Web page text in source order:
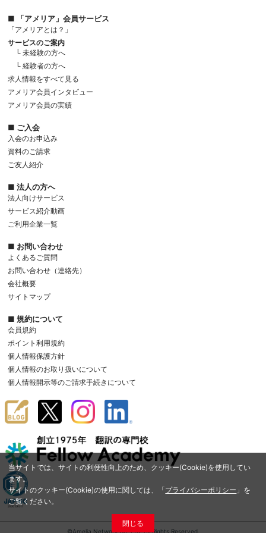
当サイトでは、サイトの利便性向上のため、クッキー(Cookie)を使用してい
ます。
サイトのクッキー(Cookie)の使用に関しては、「プライバシーポリシー 」を
ご覧ください。
閉じる
■ 「アメリア」会員サービス
「アメリアとは？」
サービスのご案内
└ 未経験の方へ
└ 経験者の方へ
求人情報をすべて見る
アメリア会員インタビュー
アメリア会員の実績
■ ご入会
入会のお申込み
資料のご請求
ご友人紹介
■ 法人の方へ
法人向けサービス
サービス紹介動画
ご利用企業一覧
■ お問い合わせ
よくあるご質問
お問い合わせ（連絡先）
会社概要
サイトマップ
■ 規約について
会員規約
ポイント利用規約
個人情報保護方針
個人情報のお取り扱いについて
個人情報開示等のご請求手続きについて
©Amelia Network Co.,Ltd. All Rights Reserved.